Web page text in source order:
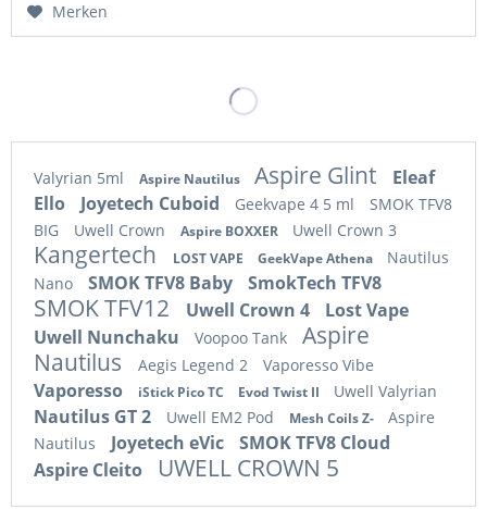
Merken
Valyrian 5ml Aspire Nautilus Aspire Glint
Eleaf
Ello
Joyetech Cuboid Geekvape 4 5 ml
SMOK TFV8
BIG
Uwell Crown Aspire BOXXER Uwell Crown 3
Kangertech LOST VAPE GeekVape Athena
Nautilus
Nano
SMOK TFV8 Baby SmokTech TFV8
SMOK TFV12 Uwell Crown 4
Lost Vape
Uwell Nunchaku
Voopoo Tank
Aspire
Nautilus
Aegis Legend 2 Vaporesso Vibe
Vaporesso iStick Pico TC Evod Twist II Uwell Valyrian
Nautilus GT 2 Uwell EM2 Pod Mesh Coils Z-
Aspire
Nautilus
Joyetech eVic
SMOK TFV8 Cloud
Aspire Cleito
UWELL CROWN 5